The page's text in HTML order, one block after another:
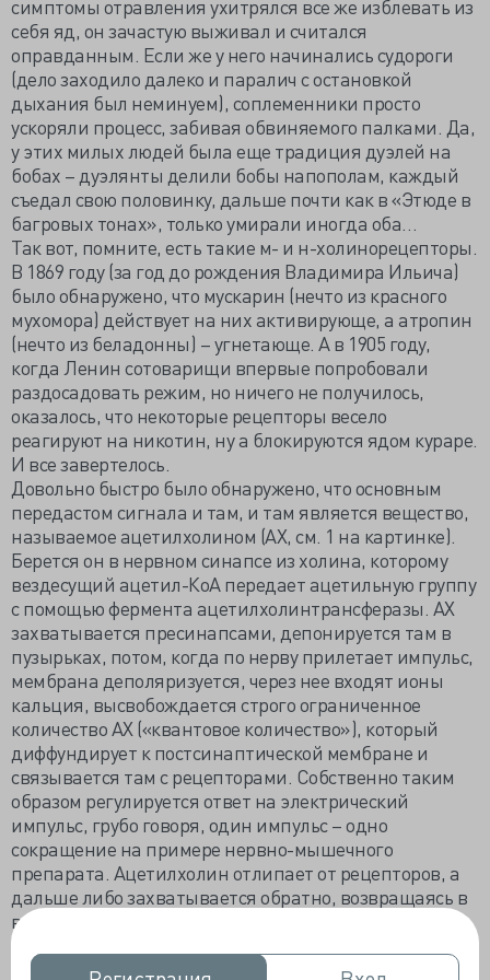
симптомы отравления ухитрялся все же изблевать из
себя яд, он зачастую выживал и считался
оправданным. Если же у него начинались судороги
(дело заходило далеко и паралич с остановкой
дыхания был неминуем), соплеменники просто
ускоряли процесс, забивая обвиняемого палками. Да,
у этих милых людей была еще традиция дуэлей на
бобах – дуэлянты делили бобы напополам, каждый
съедал свою половинку, дальше почти как в «Этюде в
багровых тонах», только умирали иногда оба…
Так вот, помните, есть такие м- и н-холинорецепторы.
В 1869 году (за год до рождения Владимира Ильича)
было обнаружено, что мускарин (нечто из красного
мухомора) действует на них активирующе, а атропин
(нечто из беладонны) – угнетающе. А в 1905 году,
когда Ленин сотоварищи впервые попробовали
раздосадовать режим, но ничего не получилось,
оказалось, что некоторые рецепторы весело
реагируют на никотин, ну а блокируются ядом кураре.
И все завертелось.
Довольно быстро было обнаружено, что основным
передастом сигнала и там, и там является вещество,
называемое ацетилхолином (АХ, см. 1 на картинке).
Берется он в нервном синапсе из холина, которому
вездесущий ацетил-КоА передает ацетильную группу
с помощью фермента ацетилхолинтрансферазы. АХ
захватывается пресинапсами, депонируется там в
пузырьках, потом, когда по нерву прилетает импульс,
мембрана деполяризуется, через нее входят ионы
кальция, высвобождается строго ограниченное
количество АХ («квантовое количество»), который
диффундирует к постсинаптической мембране и
связывается там с рецепторами. Собственно таким
образом регулируется ответ на электрический
импульс, грубо говоря, один импульс – одно
сокращение на примере нервно-мышечного
препарата. Ацетилхолин отлипает от рецепторов, а
дальше либо захватывается обратно, возвращаясь в
везикулы через пресинаптическую мембрану, либо
утилизируется с помощью фермента
ацетилхолинэстеразы.